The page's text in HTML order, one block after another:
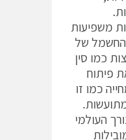
משפיעות
החשמל של
כמו סין
פיתוח
כמו זו
העולמי